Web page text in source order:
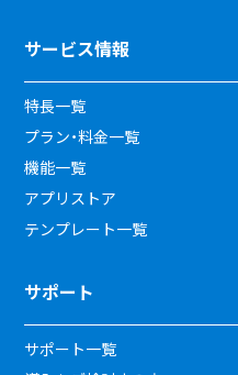
サービス情報
特長一覧
プラン・料金一覧
機能一覧
アプリストア
テンプレート一覧
サポート
サポート一覧